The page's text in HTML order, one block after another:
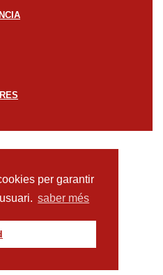
per garantir
saber més